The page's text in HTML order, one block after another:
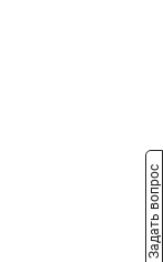
Задать вопрос